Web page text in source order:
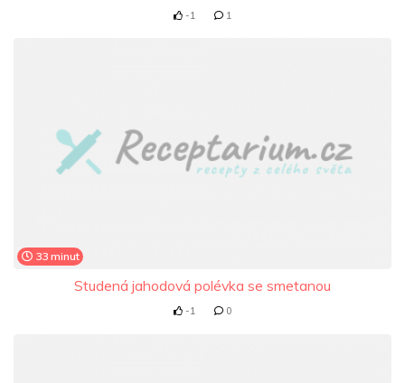
-1 1
33 minut
Studená jahodová polévka se smetanou
-1 0